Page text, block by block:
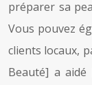
préparer sa
Vous pouvez
clients locaux,
Beauté] a